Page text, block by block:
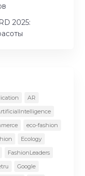
2025:
AR
eco-fashion
Ecology
FashionLeaders
Google